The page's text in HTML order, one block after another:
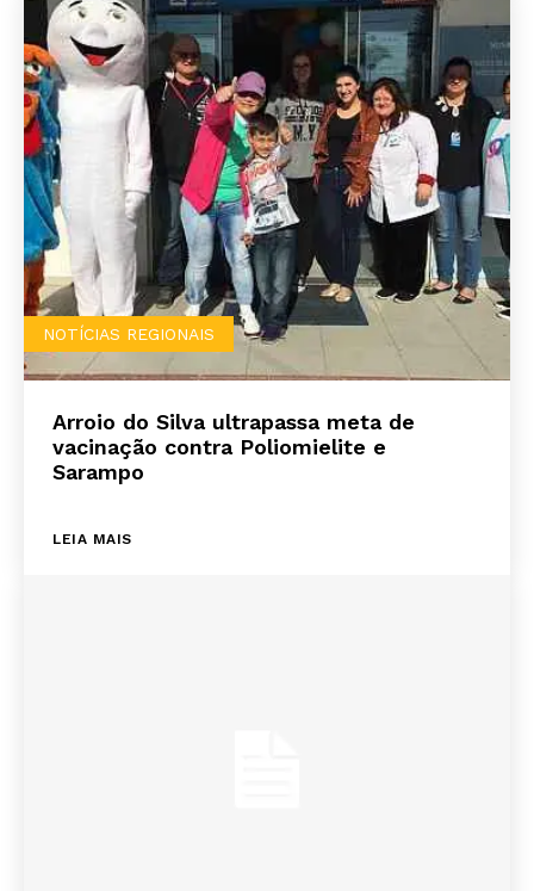
NOTÍCIAS REGIONAIS
Arroio do Silva ultrapassa meta de
vacinação contra Poliomielite e
Sarampo
LEIA MAIS